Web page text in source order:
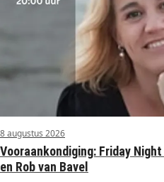
8 augustus 2026
Vooraankondiging: Friday
en Rob van Bavel